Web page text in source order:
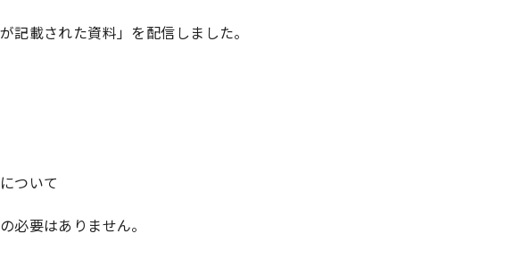
記載された資料」を配信しました。
ついて
要はありません。